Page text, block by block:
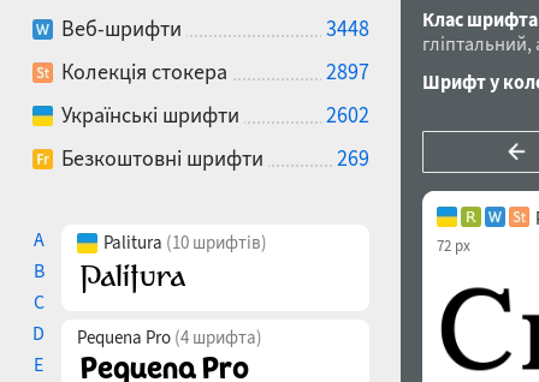
Веб-шрифти
3448
Колекція стокера
2897
Українські шрифти
2602
Безкоштовні шрифти
269
A
B
C
D
E
Palitura (10 шрифтів)
Pequena Pro (4 шрифта)
Клас
гліптальний,
Шрифт у
72 px